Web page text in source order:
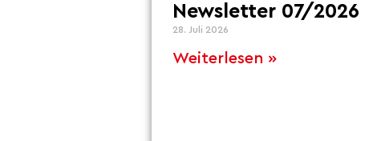
Newsletter 07/2026
28. Juli 2026
Weiterlesen »